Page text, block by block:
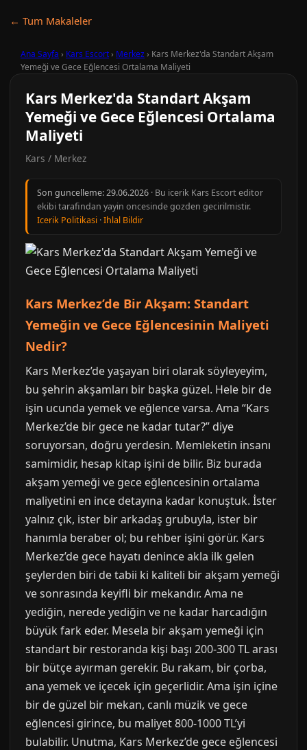
← Tum Makaleler
Ana Sayfa › Kars Escort› Merkez› Kars Merkez'da Standart Akşam
Yemeği ve Gece Eğlencesi Ortalama Maliyeti
Kars Merkez'da Standart Akşam
Yemeği ve Gece Eğlencesi Ortalama
Maliyeti
Kars / Merkez
Son guncelleme:29.06.2026 · Bu icerik Kars Escort editor
ekibi tarafindan yayin oncesinde gozden gecirilmistir.
Icerik Politikasi ·Ihlal Bildir
Kars Merkez’de Bir Akşam: Standart
Yemeğin ve Gece Eğlencesinin Maliyeti
Nedir?
Kars Merkez’de yaşayan biri olarak söyleyeyim,
bu şehrin akşamları bir başka güzel. Hele bir de
işin ucunda yemek ve eğlence varsa. Ama “Kars
Merkez’de bir gece ne kadar tutar?” diye
soruyorsan, doğru yerdesin. Memleketin insanı
samimidir, hesap kitap işini de bilir. Biz burada
akşam yemeği ve gece eğlencesinin ortalama
maliyetini en ince detayına kadar konuştuk. İster
yalnız çık, ister bir arkadaş grubuyla, ister bir
hanımla beraber ol; bu rehber işini görür. Kars
Merkez’de gece hayatı denince akla ilk gelen
şeylerden biri de tabii ki kaliteli bir akşam yemeği
ve sonrasında keyifli bir mekandır. Ama ne
yediğin, nerede yediğin ve ne kadar harcadığın
büyük fark eder. Mesela bir akşam yemeği için
standart bir restoranda kişi başı 200-300 TL arası
bir bütçe ayırman gerekir. Bu rakam, bir çorba,
ana yemek ve içecek için geçerlidir. Ama işin içine
bir de güzel bir mekan, canlı müzik ve gece
eğlencesi girince, bu maliyet 800-1000 TL’yi
bulabilir. Unutma, Kars Merkez’de gece eğlencesi